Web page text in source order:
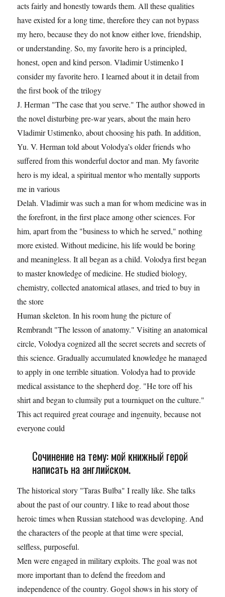
acts fairly and honestly towards them. All these qualities
have existed for a long time, therefore they can not bypass
my hero, because they do not know either love, friendship,
or understanding. So, my favorite hero is a principled,
honest, open and kind person. Vladimir Ustimenko I
consider my favorite hero. I learned about it in detail from
the first book of the trilogy
J. Herman "The case that you serve." The author showed in
the novel disturbing pre-war years, about the main hero
Vladimir Ustimenko, about choosing his path. In addition,
Yu. V. Herman told about Volodya’s older friends who
suffered from this wonderful doctor and man. My favorite
hero is my ideal, a spiritual mentor who mentally supports
me in various
Delah. Vladimir was such a man for whom medicine was in
the forefront, in the first place among other sciences. For
him, apart from the "business to which he served," nothing
more existed. Without medicine, his life would be boring
and meaningless. It all began as a child. Volodya first began
to master knowledge of medicine. He studied biology,
chemistry, collected anatomical atlases, and tried to buy in
the store
Human skeleton. In his room hung the picture of
Rembrandt "The lesson of anatomy." Visiting an anatomical
circle, Volodya cognized all the secret secrets and secrets of
this science. Gradually accumulated knowledge he managed
to apply in one terrible situation. Volodya had to provide
medical assistance to the shepherd dog. "He tore off his
shirt and began to clumsily put a tourniquet on the culture."
This act required great courage and ingenuity, because not
everyone could
Сочинение на тему: мой книжный герой
написать на английском.
The historical story "Taras Bulba" I really like. She talks
about the past of our country. I like to read about those
heroic times when Russian statehood was developing. And
the characters of the people at that time were special,
selfless, purposeful.
Men were engaged in military exploits. The goal was not
more important than to defend the freedom and
independence of the country. Gogol shows in his story of